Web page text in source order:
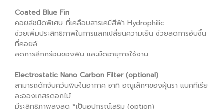
Coated Blue Fin
คอยล์ชนิดพิเศษ ที่เคลือบสารเคมีสีฟ้า Hydrophilic
ช่วยเพิ่มประสิทธิภาพในการแลกเปลี่ยนความเย็น ช่วยลดการอับชื้น
ที่คอยล์
ลดการสึกกร่อนของฟิน และยืดอายุการใช้งาน
Electrostatic Nano Carbon Filter (optional)
สามารถดักจับควันพิษในอากาศ อาทิ อณูเล็กๆของฝุ่นรา แบคทีเรีย
ละอองเกสรดอกไม้
มีระสิทธิภาพสูงสุด *เป็นอุปกรณ์เสริม (option)